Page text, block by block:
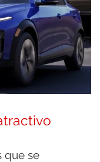
que se